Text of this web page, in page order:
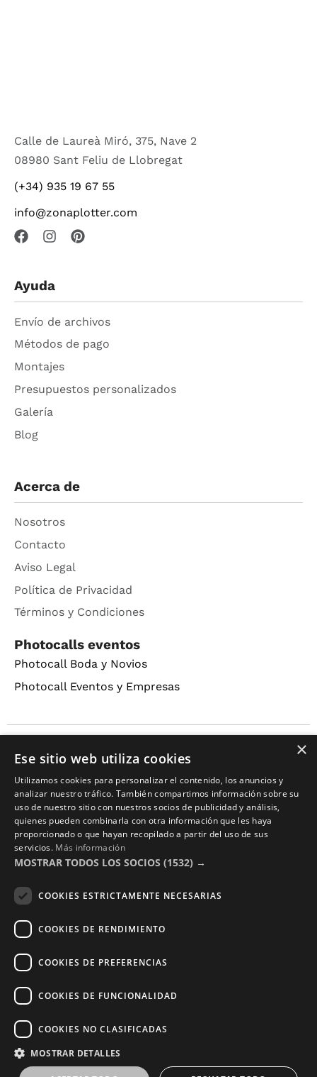
Calle de Laureà Miró, 375, Nave 2
08980 Sant Feliu de Llobregat
(+34) 935 19 67 55
info@zonaplotter.com
Ayuda
Envío de archivos
Métodos de pago
Montajes
Presupuestos personalizados
Galería
Blog
Acerca de
Nosotros
Contacto
Aviso Legal
Política de Privacidad
Términos y Condiciones
Photocalls eventos
Photocall Boda y Novios
Photocall Eventos y Empresas
Copyright © 2016 – 2026 ZonaPlotter.com. All rights×
Ese sitio web utiliza cookies
Utilizamos cookies para personalizar el contenido, los anuncios y
analizar nuestro tráfico. También compartimos información sobre su
uso de nuestro sitio con nuestros socios de publicidad y análisis,
quienes pueden combinarla con otra información que les haya
proporcionado o que hayan recopilado a partir del uso de sus
servicios. Más información
MOSTRAR TODOS LOS SOCIOS (1532) →
COOKIES ESTRICTAMENTE NECESARIAS
COOKIES DE RENDIMIENTO
COOKIES DE PREFERENCIAS
COOKIES DE FUNCIONALIDAD
COOKIES NO CLASIFICADAS
MOSTRAR DETALLES